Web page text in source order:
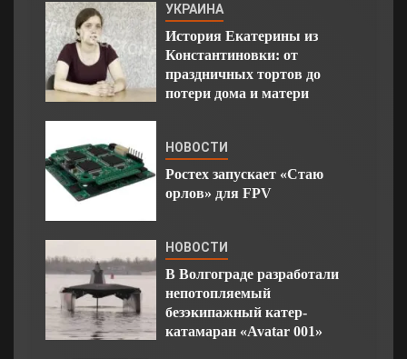
УКРАИНА
История Екатерины из
Константиновки: от
праздничных тортов до
потери дома и матери
НОВОСТИ
Ростех запускает «Стаю
орлов» для FPV
НОВОСТИ
В Волгограде разработали
непотопляемый
безэкипажный катер-
катамаран «Avatar 001»